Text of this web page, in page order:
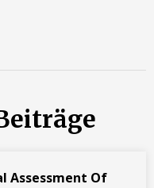
Assessment Of